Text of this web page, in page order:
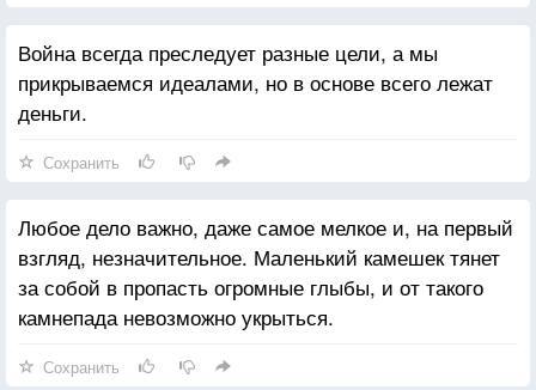
Война всегда преследует разные цели, а мы
прикрываемся идеалами, но в основе всего лежат
деньги.
Сохранить
Любое дело важно, даже самое мелкое и, на первый
взгляд, незначительное. Маленький камешек тянет
за собой в пропасть огромные глыбы, и от такого
камнепада невозможно укрыться.
Сохранить